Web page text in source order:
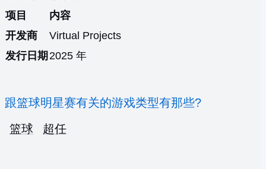
项目
内容
开发商
Virtual Projects
发行日期 2025 年
跟篮球明星赛有关的游戏类型有那些?
篮球
超任